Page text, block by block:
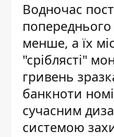
Водночас
попереднього
менше, а їх
"сріблясті"
гривень
банкноти
сучасним
системою